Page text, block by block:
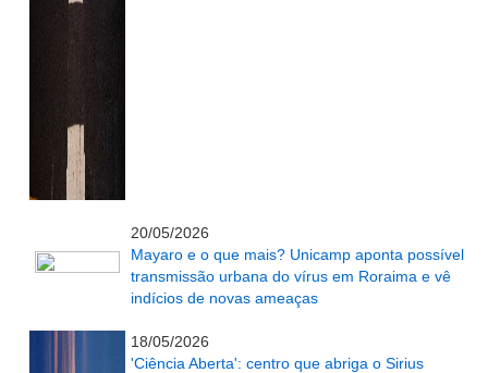
20/05/2026
Mayaro e o que mais? Unicamp aponta possível
transmissão urbana do vírus em Roraima e vê
indícios de novas ameaças
18/05/2026
'Ciência Aberta': centro que abriga o Sirius